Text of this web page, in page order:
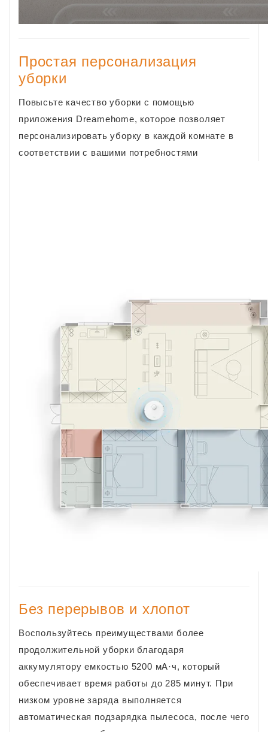
Простая персонализация
уборки
Повысьте качество уборки с помощью
приложения Dreamehome, которое позволяет
персонализировать уборку в каждой комнате в
соответствии с вашими потребностями
Без перерывов и хлопот
Воспользуйтесь преимуществами более
продолжительной уборки благодаря
аккумулятору емкостью 5200 мА·ч, который
обеспечивает время работы до 285 минут. При
низком уровне заряда выполняется
автоматическая подзарядка пылесоса, после чего